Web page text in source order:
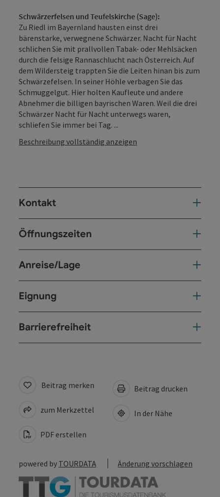
Schwärzerfelsen und Teufelskirche (Sage):
Zu Riedl im Bayernland hausten einst drei
bärenstarke, verwegnene Schwärzer. Nacht für Nacht
schlichen Sie mit prallvollen Tabak- oder Mehlsäcken
durch die felsige Rannaschlucht nach Österreich. Auf
dem Wildersteig trappten Sie die Leiten hinan bis zum
Schwärzefelsen. In seiner Höhle verbagen Sie das
Schmuggelgut. Hier holten Kaufleute und andere
Abnehmer die billigen bayrischen Waren. Weil die drei
Schwärzer Nacht für Nacht unterwegs waren,
schliefen Sie immer bei Tag. ...
Beschreibung vollständig anzeigen
Kontakt
Öffnungszeiten
Anreise/Lage
Eignung
Barrierefreiheit
Beitrag merken
zum Merkzettel
PDF erstellen
Beitrag drucken
In der Nähe
powered by TOURDATA Änderung vorschlagen